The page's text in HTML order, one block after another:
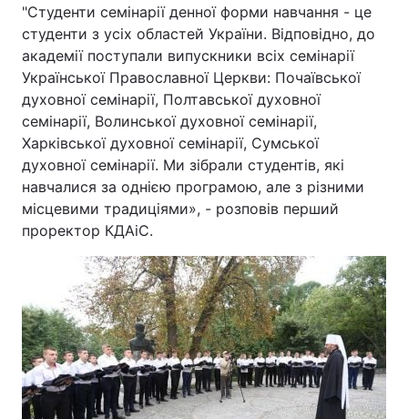
"Студенти семінарії денної форми навчання - це
студенти з усіх областей України. Відповідно, до
академії поступали випускники всіх семінарії
Української Православної Церкви: Почаївської
духовної семінарії, Полтавської духовної
семінарії, Волинської духовної семінарії,
Харківської духовної семінарії, Сумської
духовної семінарії. Ми зібрали студентів, які
навчалися за однією програмою, але з різними
місцевими традиціями», - розповів перший
проректор КДАіС.